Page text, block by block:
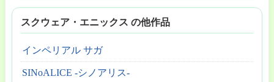
スクウェア・エニックス の他作品
インペリアル サガ
SINoALICE -シノアリス-